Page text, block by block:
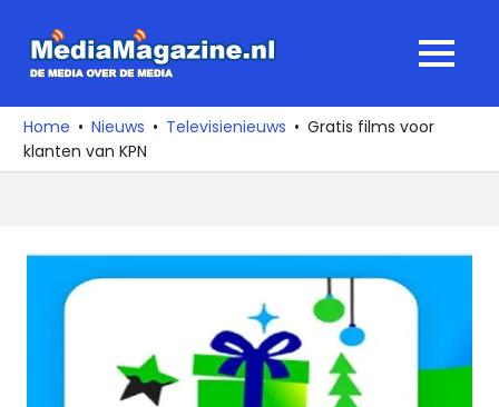
naar
media
over
de
MENU
Home Nieuws Televisienieuws
Gratis films voor
klanten van KPN